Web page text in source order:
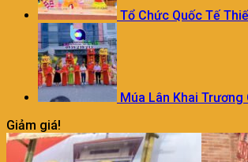
Tổ Chức Quốc Tế
Múa Lân Khai Trương
Giảm giá!